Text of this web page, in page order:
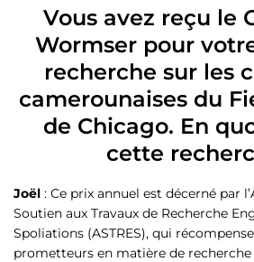
Vous avez reçu le
Wormser pour
recherche sur les
camerounaises du
de Chicago. En
cette
Joël : Ce prix annuel est décerné par
Soutien aux Travaux de Recherche
Spoliations (ASTRES), qui
prometteurs en matière de recherche